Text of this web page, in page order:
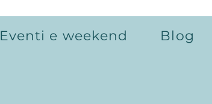
Eventi e weekend Blog